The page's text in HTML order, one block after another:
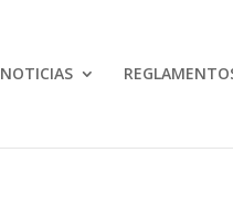
NOTICIAS